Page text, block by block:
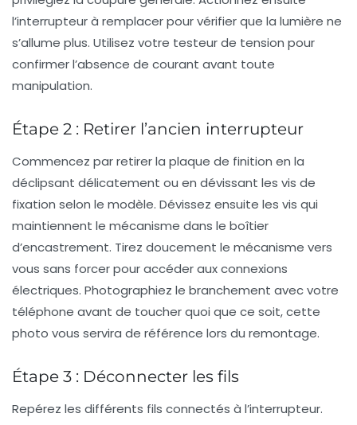
l’interrupteur à remplacer pour vérifier que la lumière ne
s’allume plus. Utilisez votre testeur de tension pour
confirmer l’absence de courant avant toute
manipulation.
Étape 2 : Retirer l’ancien interrupteur
Commencez par retirer la plaque de finition en la
déclipsant délicatement ou en dévissant les vis de
fixation selon le modèle. Dévissez ensuite les vis qui
maintiennent le mécanisme dans le boîtier
d’encastrement. Tirez doucement le mécanisme vers
vous sans forcer pour accéder aux connexions
électriques. Photographiez le branchement avec votre
téléphone avant de toucher quoi que ce soit, cette
photo vous servira de référence lors du remontage.
Étape 3 : Déconnecter les fils
Repérez les différents fils connectés à l’interrupteur.